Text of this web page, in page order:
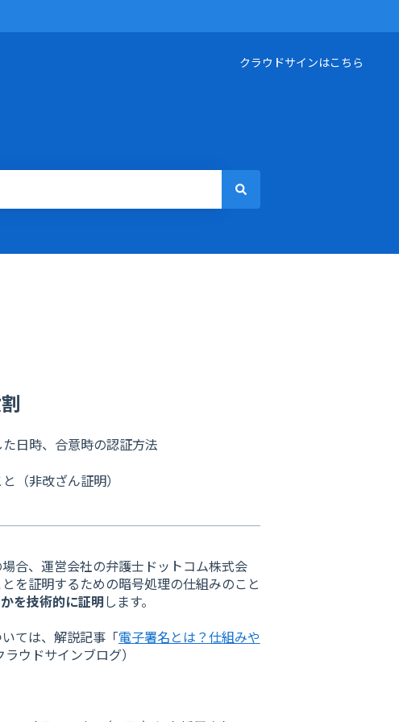
クラウドサインはこちら
日時、合意時の認証方法
（非改ざん証明）
合、運営会社の弁護士ドットコム株式会
を証明するための暗号処理の仕組みのこと
を技術的に証明します。
ては、解説記事「電子署名とは？仕組みや
ウドサインブログ）